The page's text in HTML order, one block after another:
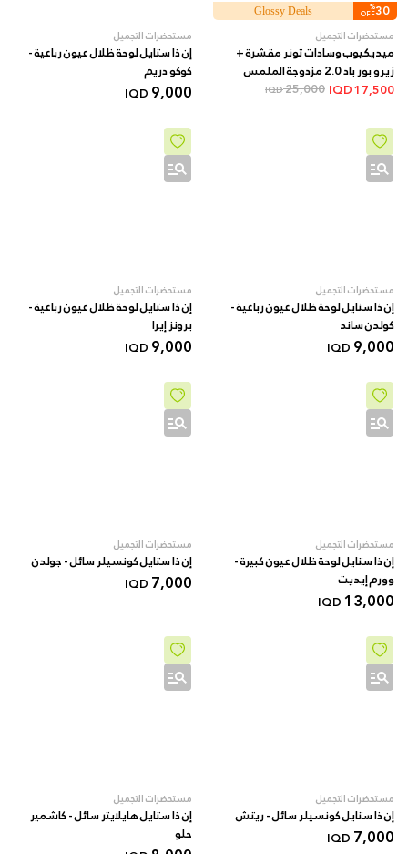
30
%
OFF
Glossy Deals
مستحضرات التجميل
ميديكيوب وسادات تونر مقشرة +
زيرو بور باد 2.0 مزدوجة الملمس
بأحماض AHA/BHA + 70 قطعة
17,500
25,000
IQD
مستحضرات التجميل
إن ذا ستايل لوحة ظلال عيون رباعية -
کوکو دریم
9,000
IQD
مستحضرات التجميل
إن ذا ستايل لوحة ظلال عيون رباعية -
کولدن ساند
9,000
IQD
مستحضرات التجميل
إن ذا ستايل لوحة ظلال عيون رباعية -
برونز إيرا
9,000
IQD
مستحضرات التجميل
إن ذا ستايل لوحة ظلال عيون كبيرة -
وورم إيديت
13,000
IQD
مستحضرات التجميل
إن ذا ستايل كونسيلر سائل - جولدن
7,000
IQD
مستحضرات التجميل
إن ذا ستايل كونسيلر سائل - ريتش
7,000
IQD
مستحضرات التجميل
إن ذا ستايل هايلايتر سائل - كاشمير
جلو